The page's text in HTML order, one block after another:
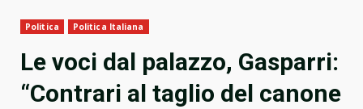
Politica Politica Italiana
Le voci dal palazzo, Gasparri:
“Contrari al taglio del canone